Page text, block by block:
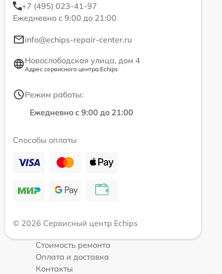
+7 (495) 023-41-97
Ежедневно с 9:00 до 21:00
info@echips-repair-center.ru
Новослободская улица, дом 4
Адрес сервисного центра Echips
Режим работы:
Ежедневно с 9:00 до 21:00
Способы оплаты
© 2026 Сервисный центр Echips
Стоимость ремонта
Оплата и доставка
Контакты